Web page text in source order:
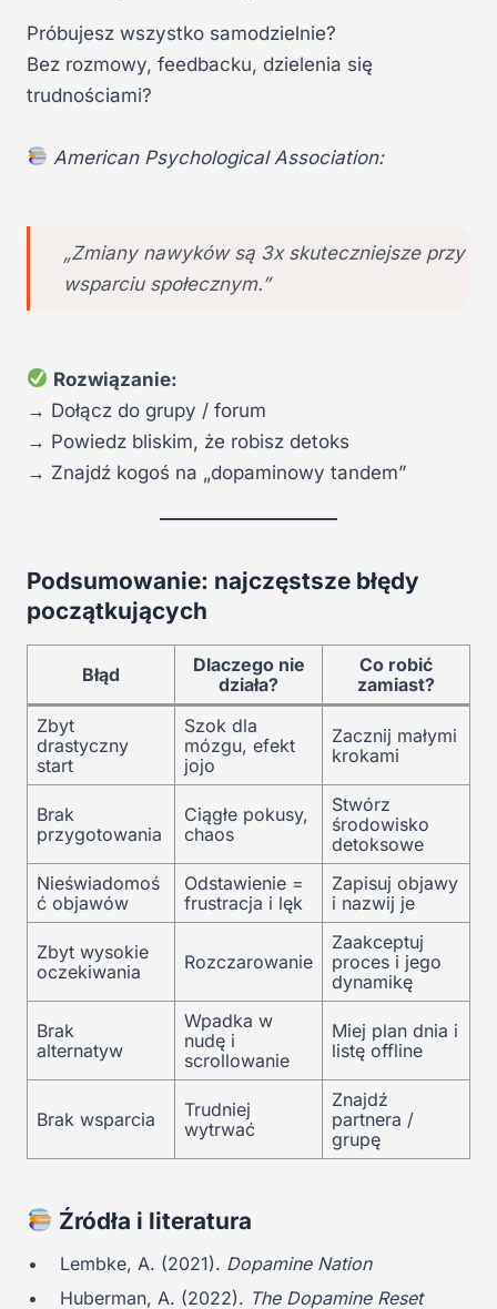
Próbujesz wszystko samodzielnie?
Bez rozmowy, feedbacku, dzielenia się
trudnościami?
American Psychological Association:
„Zmiany nawyków są 3x skuteczniejsze przy
wsparciu społecznym.”
Rozwiązanie:
→ Dołącz do grupy / forum
→ Powiedz bliskim, że robisz detoks
→ Znajdź kogoś na „dopaminowy tandem”
Podsumowanie: najczęstsze błędy
początkujących
Błąd
Dlaczego nie
działa?
Co robić
zamiast?
Zbyt
drastyczny
start
Szok dla
mózgu, efekt
jojo
Zacznij małymi
krokami
Brak
przygotowania
Ciągłe pokusy,
chaos
Stwórz
środowisko
detoksowe
Nieświadomoś
ć objawów
Odstawienie =
frustracja i lęk
Zapisuj objawy
i nazwij je
Zbyt wysokie
oczekiwania
Rozczarowanie
Zaakceptuj
proces i jego
dynamikę
Brak
alternatyw
Wpadka w
nudę i
scrollowanie
Miej plan dnia i
listę offline
Brak wsparcia
Trudniej
wytrwać
Znajdź
partnera /
grupę
Źródła i literatura
Lembke, A. (2021). Dopamine Nation
Huberman, A. (2022). The Dopamine Reset